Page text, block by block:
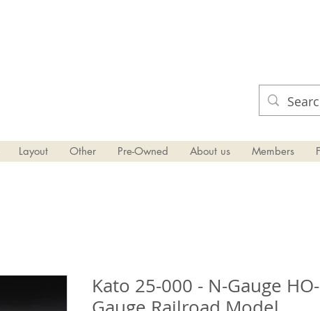
Layout Other Pre-Owned About us Members
Kato 25-000 - N-Gauge HO-